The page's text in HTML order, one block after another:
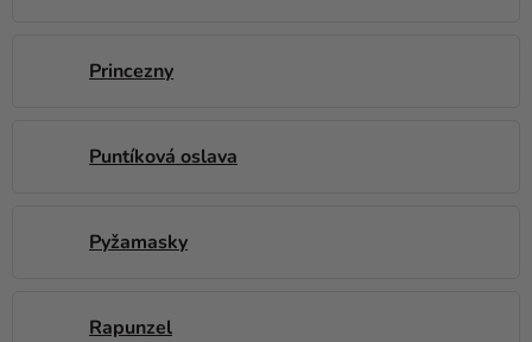
Princezny
Puntíková oslava
Pyžamasky
Rapunzel